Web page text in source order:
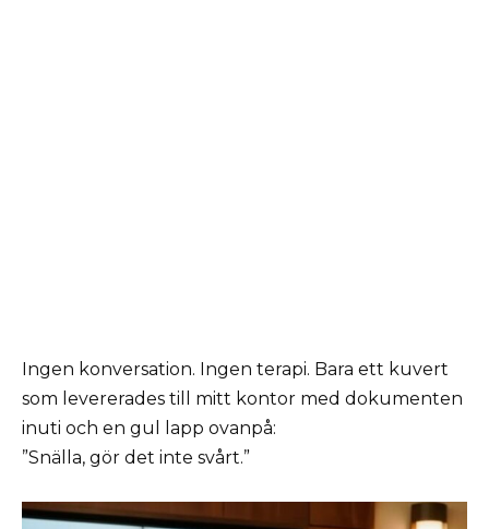
Ingen konversation. Ingen terapi. Bara ett kuvert
som levererades till mitt kontor med dokumenten
inuti och en gul lapp ovanpå:
”Snälla, gör det inte svårt.”